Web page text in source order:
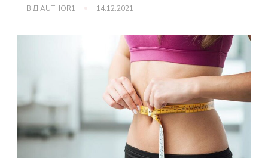
ВІДAUTHOR1 14.12.2021